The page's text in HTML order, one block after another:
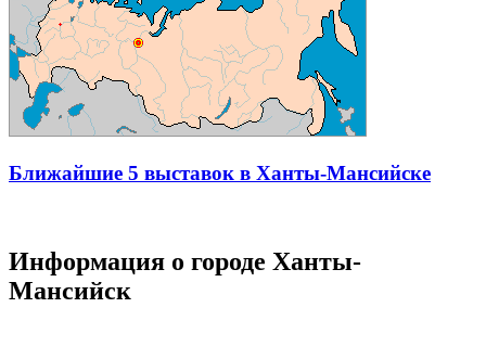
Ближайшие 5 выставок в Ханты-Мансийске
Информация о городе Ханты-
Мансийск